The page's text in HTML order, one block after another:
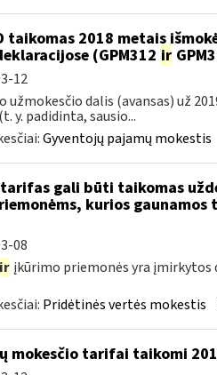
taikomas 2018 metais
(GPM312 ir
12
dalis (avansas) už
y. padidinta, sausio...
Gyventojų pajamų mokestis
gali būti taikomas
kurios
08
ir įkūrimo priemonės yra įmirkytos
Pridėtinės vertės mokestis
mokesčio tarifai taikomi